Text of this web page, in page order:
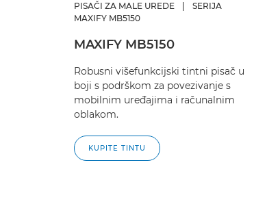
PISAČI ZA MALE UREDE
SERIJA
MAXIFY MB5150
MAXIFY MB5150
Robusni višefunkcijski tintni pisač u
boji s podrškom za povezivanje s
mobilnim uređajima i računalnim
oblakom.
KUPITE TINTU